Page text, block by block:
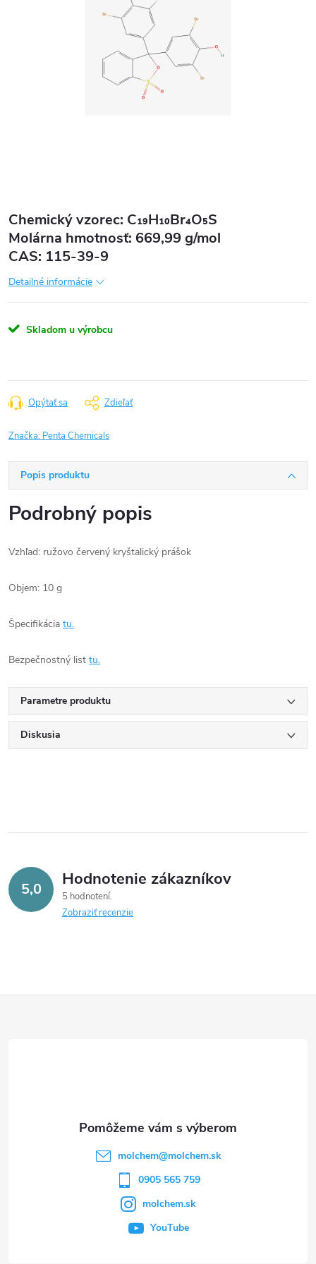
Chemický vzorec: C₁₉H₁₀Br₄O₅S
Molárna hmotnosť: 669,99 g/mol
CAS: 115-39-9
Detailné informácie
Skladom u výrobcu
Opýtať sa Zdieľať
Značka: Penta Chemicals
Popis produktu
Podrobný popis
Vzhľad: ružovo červený kryštalický prášok
Objem: 10 g
Špecifikácia tu.
Bezpečnostný list tu.
Parametre produktu
Diskusia
5,0 Hodnotenie zákazníkov
5 hodnotení
Zobraziť recenzie
molchem@molchem.sk
0905 565 759
molchem.sk
YouTube